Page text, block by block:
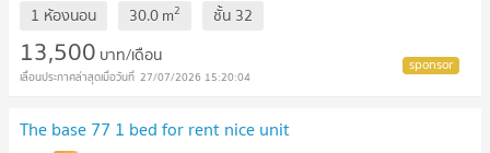
1 ห้องนอน 30.0m2 ชั้น 32
13,500 บาท/เดือน
27/07/2026 15:20:04
The base 77 1 bed for rent nice unit